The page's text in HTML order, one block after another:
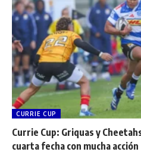
CURRIE CUP
Currie Cup: Griquas y
cuarta fecha con mucha acción